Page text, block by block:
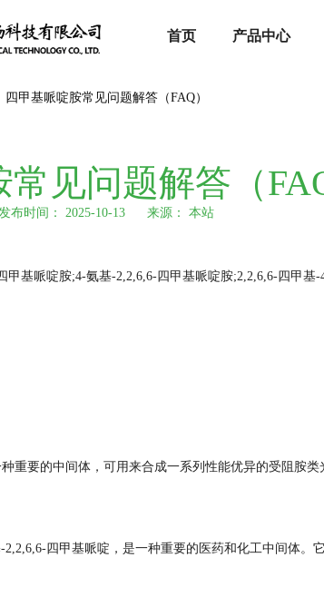
首页 产品中心
四甲基哌啶胺常见问题解答（FAQ）
见问题解答（
时间： 2025-10-13 来源： 本站
甲基哌啶胺;4-氨基-2,2,6,6-四甲基哌啶胺;2,2,6,6-四甲基-
重要的中间体，可用来合成一系列性能优异的受阻胺类
四甲基哌啶，是一种重要的医药和化工中间体。